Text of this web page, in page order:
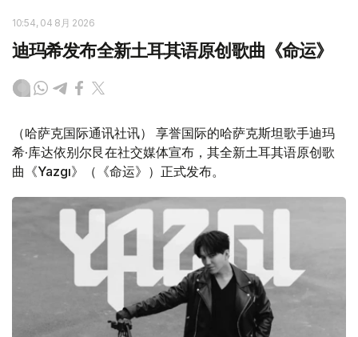
10:54, 04 8月 2026
迪玛希发布全新土耳其语原创歌曲《命运》
（哈萨克国际通讯社讯） 享誉国际的哈萨克斯坦歌手迪玛
希·库达依别尔艮在社交媒体宣布，其全新土耳其语原创歌
曲《Yazgı》（《命运》）正式发布。